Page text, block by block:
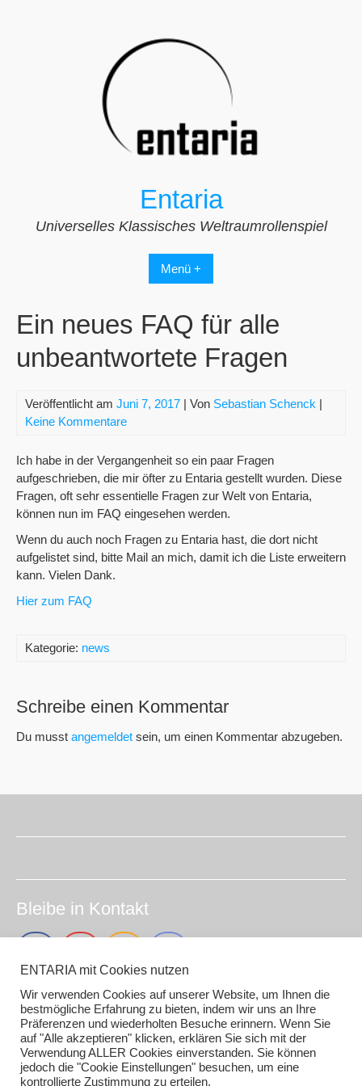
Entaria
Universelles Klassisches Weltraumrollenspiel
Menü +
Ein neues FAQ für alle
unbeantwortete Fragen
Veröffentlicht am Juni 7, 2017 | Von Sebastian Schenck |
Keine Kommentare
Ich habe in der Vergangenheit so ein paar Fragen
aufgeschrieben, die mir öfter zu Entaria gestellt wurden. Diese
Fragen, oft sehr essentielle Fragen zur Welt von Entaria,
können nun im FAQ eingesehen werden.
Wenn du auch noch Fragen zu Entaria hast, die dort nicht
aufgelistet sind, bitte Mail an mich, damit ich die Liste erweitern
kann. Vielen Dank.
Hier zum FAQ
Kategorie: news
Schreibe einen Kommentar
Du musst angemeldet sein, um einen Kommentar abzugeben.
Bleibe in Kontakt
Impressum (smirc.de)
Datenschutz
Gender / AI Grafiken oder Texten
ENTARIA mit Cookies nutzen
Wir verwenden Cookies auf unserer Website, um Ihnen die
bestmögliche Erfahrung zu bieten, indem wir uns an Ihre
Präferenzen und wiederholten Besuche erinnern. Wenn Sie
auf "Alle akzeptieren" klicken, erklären Sie sich mit der
Verwendung ALLER Cookies einverstanden. Sie können
jedoch die "Cookie Einstellungen" besuchen, um eine
kontrollierte Zustimmung zu erteilen.